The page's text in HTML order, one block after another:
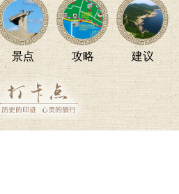
动态
景点 攻略 建议